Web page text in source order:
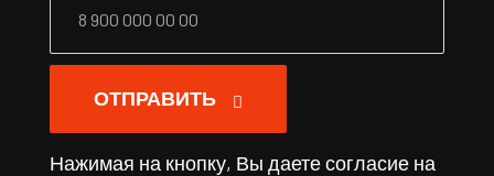
ОТПРАВИТЬ
Нажимая на кнопку, Вы даете согласие на